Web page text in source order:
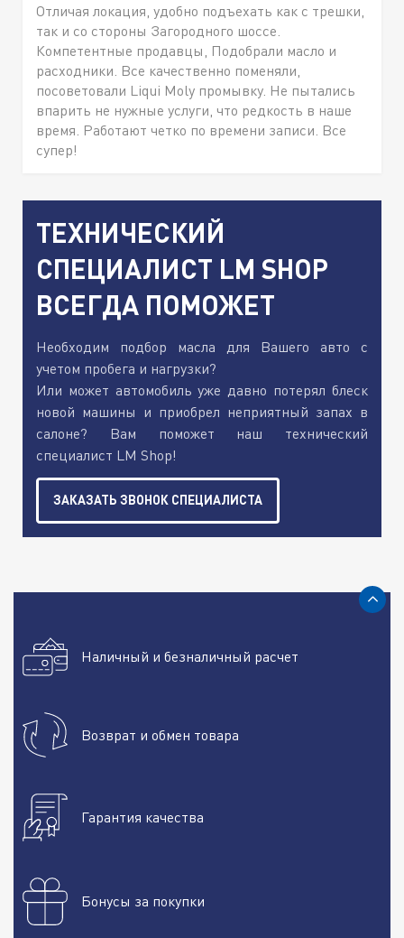
Отличая локация, удобно подъехать как с трешки,
так и со стороны Загородного шоссе.
Компетентные продавцы, Подобрали масло и
расходники. Все качественно поменяли,
посоветовали Liqui Moly промывку. Не пытались
впарить не нужные услуги, что редкость в наше
время. Работают четко по времени записи. Все
супер!
ТЕХНИЧЕСКИЙ
СПЕЦИАЛИСТ LM SHOP
ВСЕГДА ПОМОЖЕТ
Необходим подбор масла для Вашего авто с
учетом пробега и нагрузки?
Или может автомобиль уже давно потерял блеск
новой машины и приобрел неприятный запах в
салоне? Вам поможет наш технический
специалист LM Shop!
ЗАКАЗАТЬ ЗВОНОК СПЕЦИАЛИСТА
Наличный и безналичный расчет
Возврат и обмен товара
Гарантия качества
Бонусы за покупки